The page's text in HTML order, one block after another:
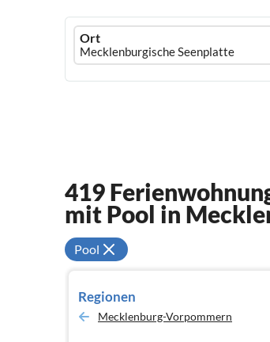
Ferienhausmiete
logo
Ort
419
mit Pool in
Pool
Regionen
Mecklenburg-Vorpommern